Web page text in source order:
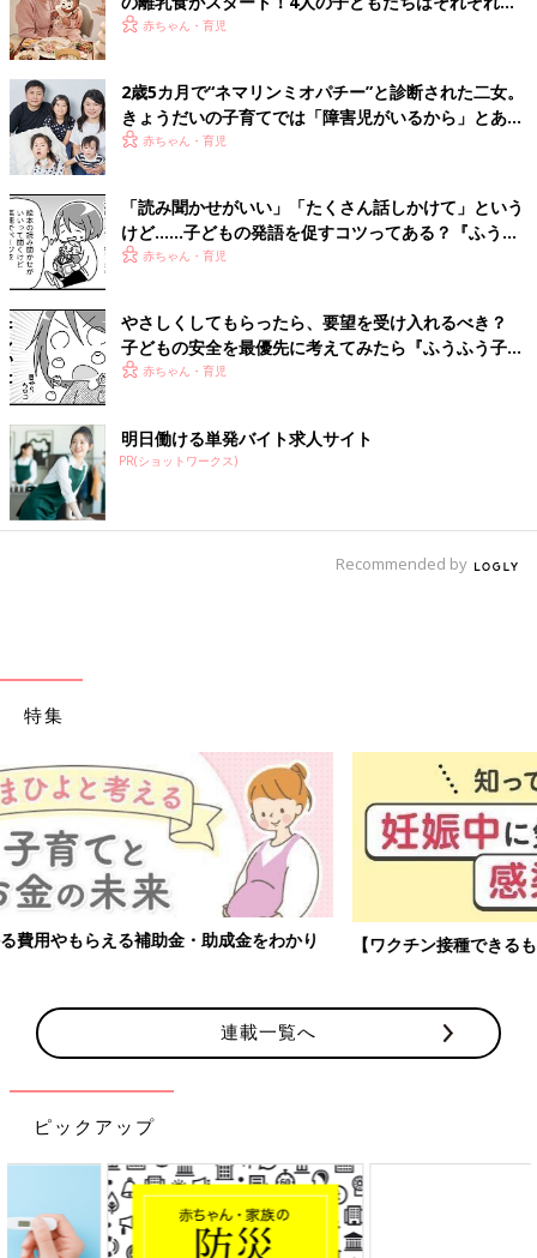
食の好みがあるようで･･･
赤ちゃん・育児
2歳5カ月で“ネマリンミオパチー”と診断された二女。
きょうだいの子育てでは「障害児がいるから」とあき
らめたくはない【体験談】
赤ちゃん・育児
「読み聞かせがいい」「たくさん話しかけて」という
けど……子どもの発語を促すコツってある？『ふうふ
う子育て ＃64』
赤ちゃん・育児
やさしくしてもらったら、要望を受け入れるべき？
子どもの安全を最優先に考えてみたら『ふうふう子育
て ＃59』
赤ちゃん・育児
明日働ける単発バイト求人サイト
PR(ショットワークス)
Recommended by
特集
【ワクチン接種できるものも】妊婦の感染症対策、知っておいて！
連載一覧へ
ピックアップ